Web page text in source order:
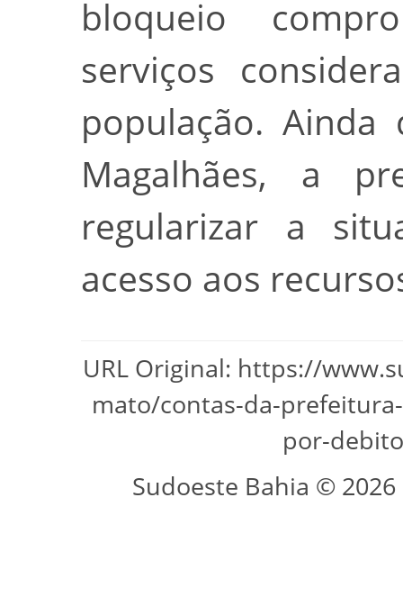
bloqueio
serviços
população.
Magalhães, a
regularizar a
acesso aos
URL Original: https://
mato/contas-da-
por-
Sudoeste Bahia ©